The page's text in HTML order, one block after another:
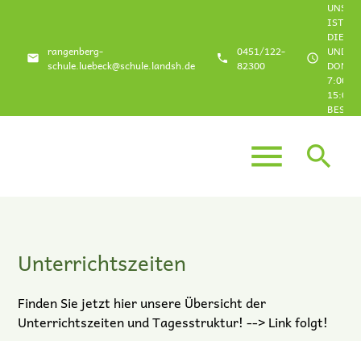
email
rangenberg-
schule.luebeck@schule.landsh.de
phone
0451/122-
82300
schedule
IST
UND
7:00
15:00
menu search
Suchbegriffe
Unterrichtszeiten
Finden Sie jetzt hier unsere Übersicht der
Unterrichtszeiten und Tagesstruktur! --> Link folgt!